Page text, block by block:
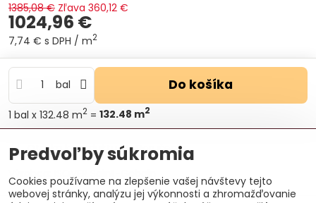
1385,08 € Zľava 360,12 €
1024,96 €
7,74 € s DPH / m2
bal Do košíka
1 bal x 132.48 m2 = 132.48 m2
Otázka k produktu
Doručenia
Výrobca:
ISOVER Saint-Gobain
Predvoľby súkromia
Cookies používame na zlepšenie vašej návštevy tejto
webovej stránky, analýzu jej výkonnosti a zhromažďovanie